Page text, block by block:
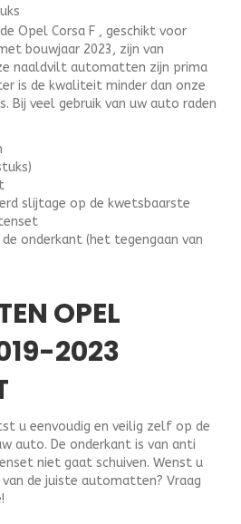
Opel Corsa F , geschikt voor
bouwjaar 2023, zijn van
naaldvilt automatten zijn prima
is de kwaliteit minder dan onze
Bij veel gebruik van uw auto raden
slijtage op de kwetsbaarste
onderkant (het tegengaan van
OPEL
2023
u eenvoudig en veilig zelf op de
auto. De onderkant is van anti
niet gaat schuiven. Wenst u
de juiste automatten? Vraag